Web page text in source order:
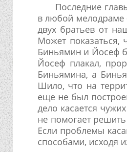
Последние
в любой мелодраме
двух братьев от
Может показаться,
Биньямин и Йосеф
Йосеф плакал,
Биньямина, а
Шило, что на
еще не был
дело касается
не помогает
Если проблемы
способами, исходя